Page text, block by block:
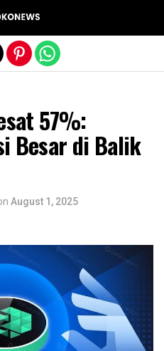
57%:
Besar di Balik
August 1, 2025
version